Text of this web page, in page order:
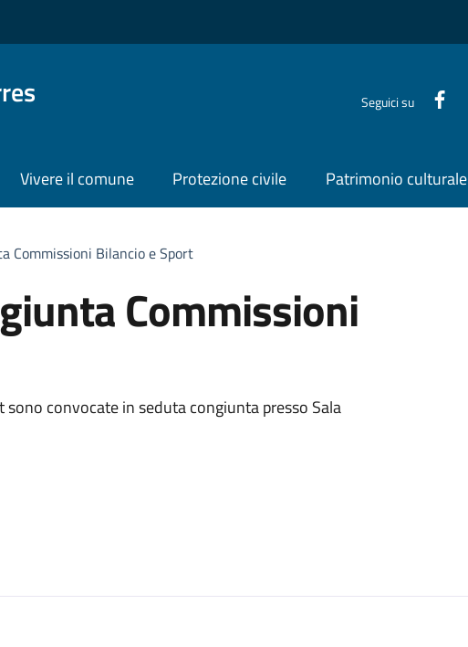
Seguici su
Vivere il comune Protezione civile Patrimonio culturale
Commissioni Bilancio e Sport
Commissioni
convocate in seduta congiunta presso Sala